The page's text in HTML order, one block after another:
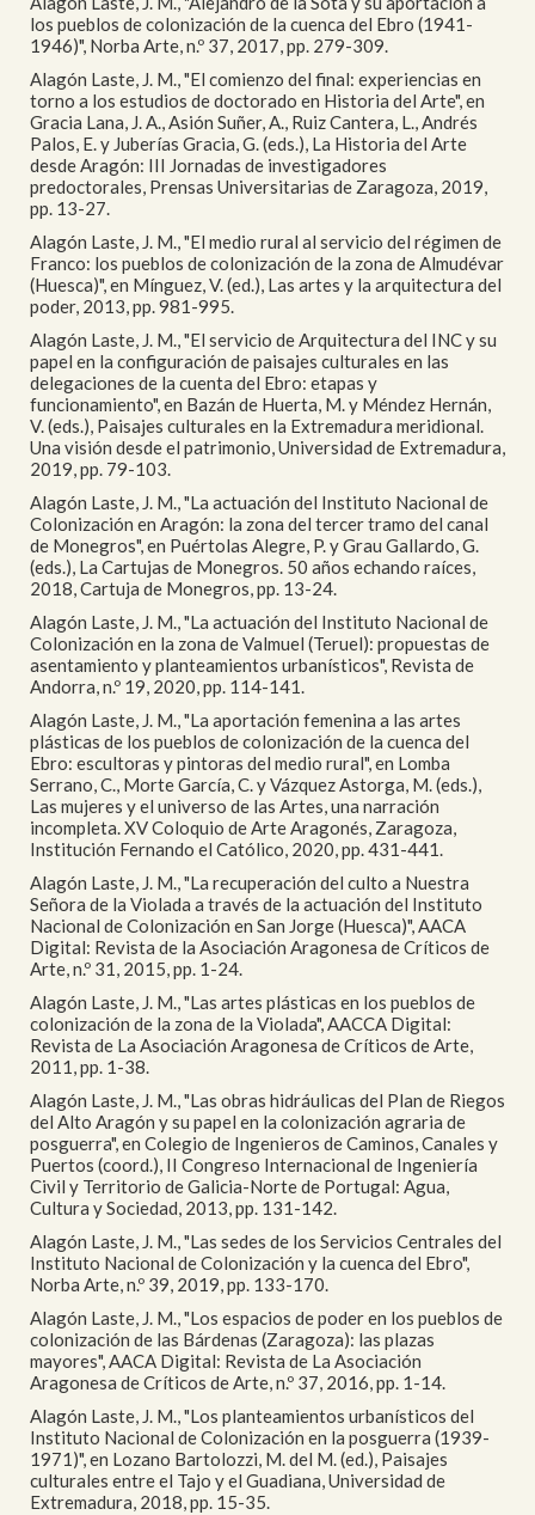
los pueblos de colonización de la cuenca del Ebro (1941-
1946)", Norba Arte, n.º 37, 2017, pp. 279-309.
Alagón Laste, J. M., "El comienzo del final: experiencias en
torno a los estudios de doctorado en Historia del Arte", en
Gracia Lana, J. A., Asión Suñer, A., Ruiz Cantera, L., Andrés
Palos, E. y Juberías Gracia, G. (eds.), La Historia del Arte
desde Aragón: III Jornadas de investigadores
predoctorales, Prensas Universitarias de Zaragoza, 2019,
pp. 13-27.
Alagón Laste, J. M., "El medio rural al servicio del régimen de
Franco: los pueblos de colonización de la zona de Almudévar
(Huesca)", en Mínguez, V. (ed.), Las artes y la arquitectura del
poder, 2013, pp. 981-995.
Alagón Laste, J. M., "El servicio de Arquitectura del INC y su
papel en la configuración de paisajes culturales en las
delegaciones de la cuenta del Ebro: etapas y
funcionamiento", en Bazán de Huerta, M. y Méndez Hernán,
V. (eds.), Paisajes culturales en la Extremadura meridional.
Una visión desde el patrimonio, Universidad de Extremadura,
2019, pp. 79-103.
Alagón Laste, J. M., "La actuación del Instituto Nacional de
Colonización en Aragón: la zona del tercer tramo del canal
de Monegros", en Puértolas Alegre, P. y Grau Gallardo, G.
(eds.), La Cartujas de Monegros. 50 años echando raíces,
2018, Cartuja de Monegros, pp. 13-24.
Alagón Laste, J. M., "La actuación del Instituto Nacional de
Colonización en la zona de Valmuel (Teruel): propuestas de
asentamiento y planteamientos urbanísticos", Revista de
Andorra, n.º 19, 2020, pp. 114-141.
Alagón Laste, J. M., "La aportación femenina a las artes
plásticas de los pueblos de colonización de la cuenca del
Ebro: escultoras y pintoras del medio rural", en Lomba
Serrano, C., Morte García, C. y Vázquez Astorga, M. (eds.),
Las mujeres y el universo de las Artes, una narración
incompleta. XV Coloquio de Arte Aragonés, Zaragoza,
Institución Fernando el Católico, 2020, pp. 431-441.
Alagón Laste, J. M., "La recuperación del culto a Nuestra
Señora de la Violada a través de la actuación del Instituto
Nacional de Colonización en San Jorge (Huesca)", AACA
Digital: Revista de la Asociación Aragonesa de Críticos de
Arte, n.º 31, 2015, pp. 1-24.
Alagón Laste, J. M., "Las artes plásticas en los pueblos de
colonización de la zona de la Violada", AACCA Digital:
Revista de La Asociación Aragonesa de Críticos de Arte,
2011, pp. 1-38.
Alagón Laste, J. M., "Las obras hidráulicas del Plan de Riegos
del Alto Aragón y su papel en la colonización agraria de
posguerra", en Colegio de Ingenieros de Caminos, Canales y
Puertos (coord.), II Congreso Internacional de Ingeniería
Civil y Territorio de Galicia-Norte de Portugal: Agua,
Cultura y Sociedad, 2013, pp. 131-142.
Alagón Laste, J. M., "Las sedes de los Servicios Centrales del
Instituto Nacional de Colonización y la cuenca del Ebro",
Norba Arte, n.º 39, 2019, pp. 133-170.
Alagón Laste, J. M., "Los espacios de poder en los pueblos de
colonización de las Bárdenas (Zaragoza): las plazas
mayores", AACA Digital: Revista de La Asociación
Aragonesa de Críticos de Arte, n.º 37, 2016, pp. 1-14.
Alagón Laste, J. M., "Los planteamientos urbanísticos del
Instituto Nacional de Colonización en la posguerra (1939-
1971)", en Lozano Bartolozzi, M. del M. (ed.), Paisajes
culturales entre el Tajo y el Guadiana, Universidad de
Extremadura, 2018, pp. 15-35.